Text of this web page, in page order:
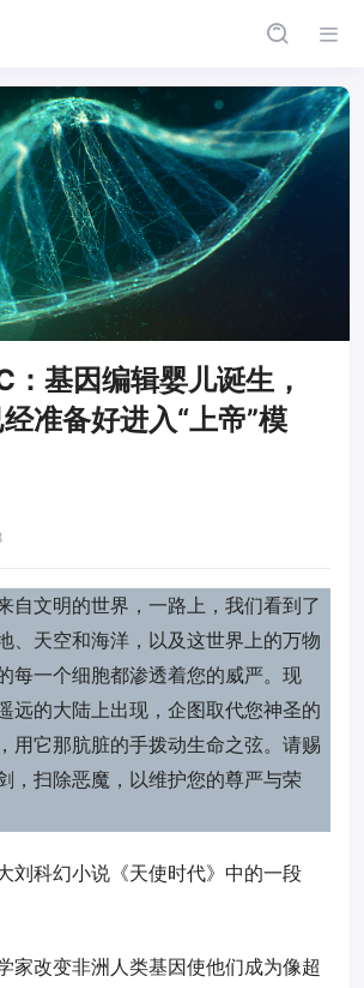
基因编辑婴儿诞生，
准备好进入“上帝”模
自文明的世界，一路上，我们看到了
、天空和海洋，以及这世界上的万物
每一个细胞都渗透着您的威严。现
远的大陆上出现，企图取代您神圣的
用它那肮脏的手拨动生命之弦。请赐
，扫除恶魔，以维护您的尊严与荣
刘科幻小说《天使时代》中的一段
家改变非洲人类基因使他们成为像超